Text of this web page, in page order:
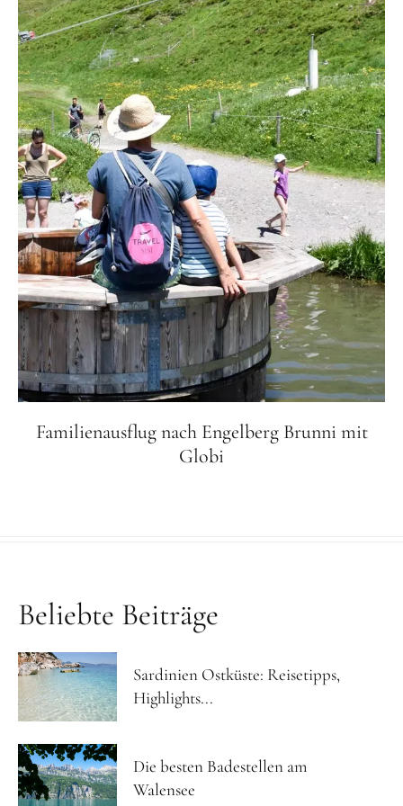
Familienausflug nach Engelberg Brunni mit
Globi
Beliebte Beiträge
Sardinien Ostküste: Reisetipps,
Highlights...
Die besten Badestellen am
Walensee